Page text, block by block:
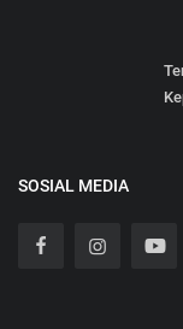
SOSIAL MEDIA